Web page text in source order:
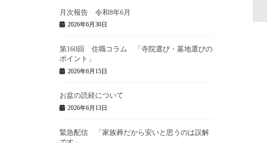
月次報告 令和8年6月
2026年6月30日
第160回 住職コラム 「寺院選び・墓地選びの
ポイント」
2026年6月15日
お盆の読経について
2026年6月13日
緊急配信 「家族葬だから安いと思うのは誤解